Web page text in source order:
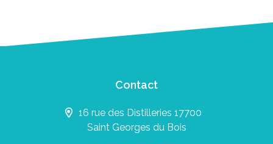
Contact
16 rue des Distilleries 17700
Saint Georges du Bois